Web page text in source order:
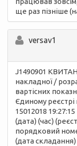
ще раз пізніше
versav1
J1490901
накладної /
вартісних
Єдиному
15012018
(дата) (час)
порядковий
(дата складання)